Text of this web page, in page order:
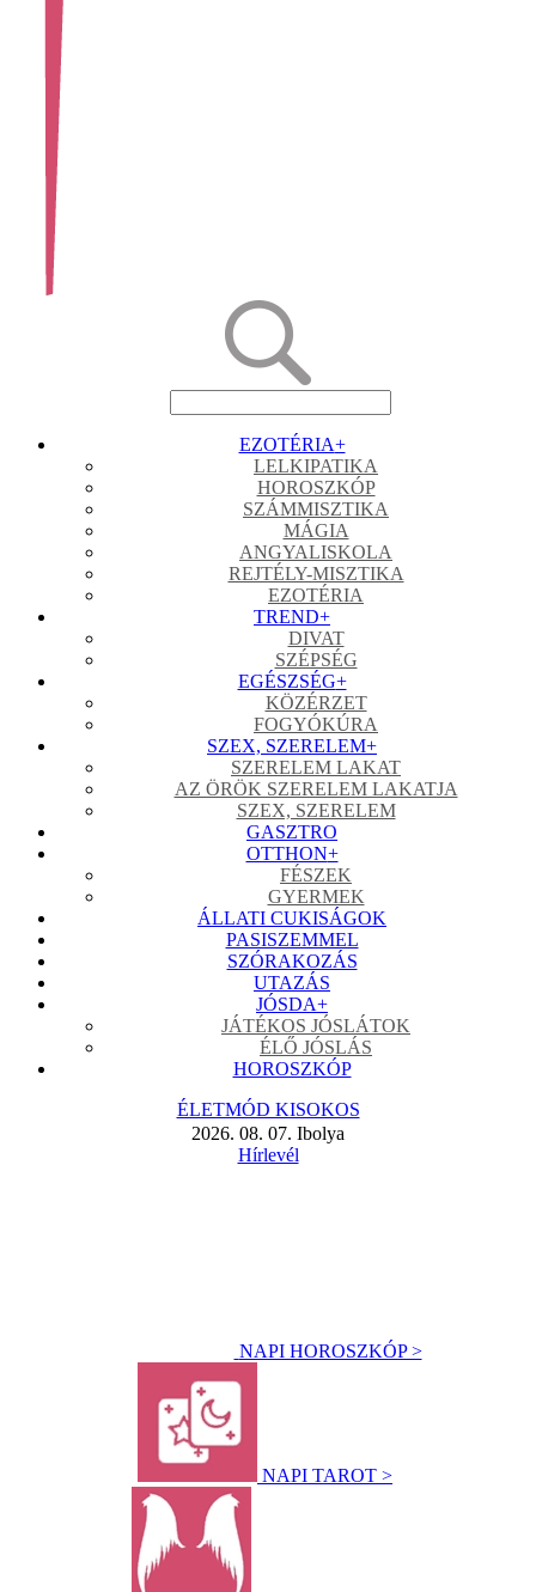
EZOTÉRIA+
LELKIPATIKA
HOROSZKÓP
SZÁMMISZTIKA
MÁGIA
ANGYALISKOLA
REJTÉLY-MISZTIKA
EZOTÉRIA
TREND+
DIVAT
SZÉPSÉG
EGÉSZSÉG+
KÖZÉRZET
FOGYÓKÚRA
SZEX, SZERELEM+
SZERELEM LAKAT
AZ ÖRÖK SZERELEM LAKATJA
SZEX, SZERELEM
GASZTRO
OTTHON+
FÉSZEK
GYERMEK
ÁLLATI CUKISÁGOK
PASISZEMMEL
SZÓRAKOZÁS
UTAZÁS
JÓSDA+
JÁTÉKOS JÓSLÁTOK
ÉLŐ JÓSLÁS
HOROSZKÓP
ÉLETMÓD KISOKOS
2026. 08. 07. Ibolya
Hírlevél
NAPI HOROSZKÓP >
NAPI TAROT >